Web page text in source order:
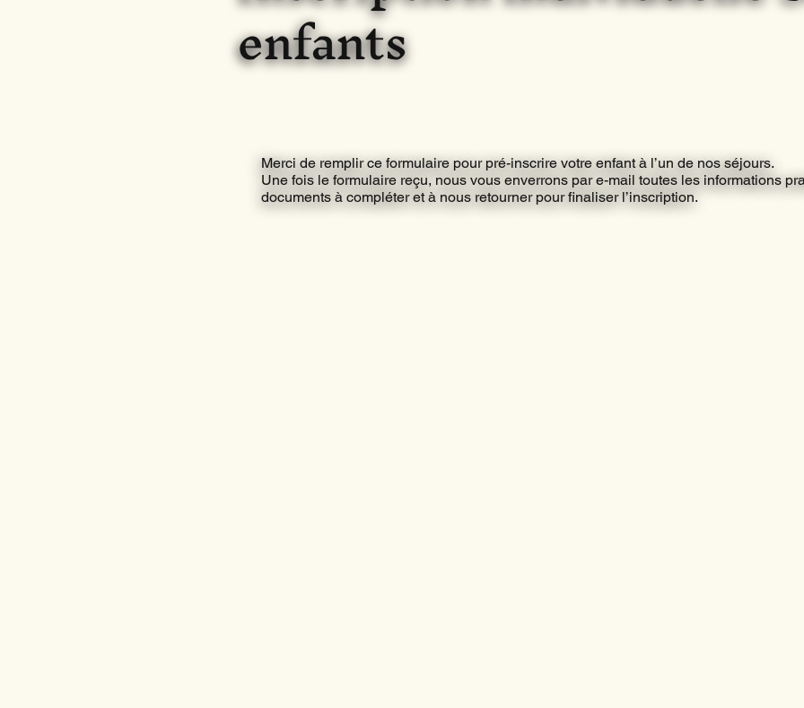
enfants
Merci de remplir ce formulaire pour pré-inscrire votre enfant à l’un de nos séjours.
Une fois le formulaire reçu, nous vous enverrons par e-mail toutes les informations
documents à compléter et à nous retourner pour finaliser l’inscription.